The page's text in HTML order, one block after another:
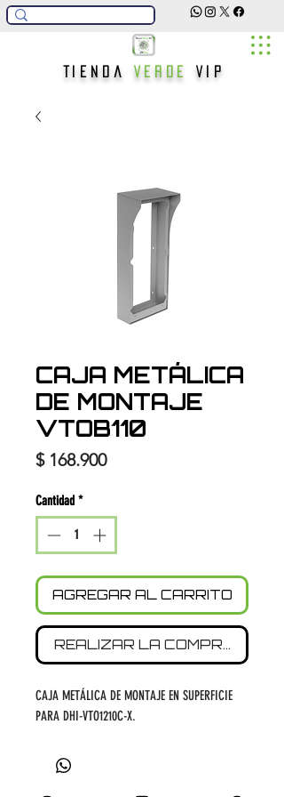
TiendaVerde Vip
CAJA METÁLICA
DE MONTAJE
VTOB110
$ 168.900Precio
Cantidad *
AGREGAR AL CARRITO
REALIZAR LA COMPRA
CAJA METÁLICA DE MONTAJE EN SUPERFICIE
PARA DHI-VTO1210C-X.